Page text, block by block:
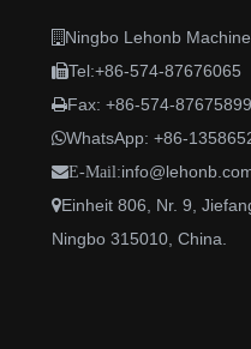
 Ningbo Lehonb
Tel:+86-574-87676065
Fax: +86-574-87675899
WhatsApp: +86-
E-Mail:
Einheit 806, Nr. 9,
Ningbo 315010, China.